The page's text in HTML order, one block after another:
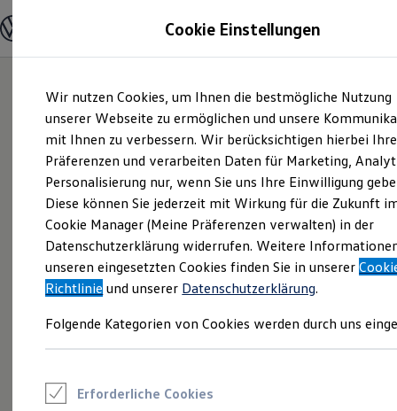
Hauptinhalt
springen
Footer
springen
Modelle und Konfigurator
Modelle vergleichen
Elektroautos
ENERGY Sondermodelle
Nutzfahrzeuge
SUV und CUV
Familienautos
Kombis
Kompaktwagen
Sportwagen
Schnell verfügbare Fahrzeuge
Angebote und Produkte
Aktuelle Angebote
E-Auto-Förderung
Volkswagen Marktplatz
Junge Gebrauchtwagen und Gebrauchtwagen
Saisonangebote
Cookie Einstellungen
Wir nutzen Cookies, um Ihnen die bestmögliche Nutzung
unserer Webseite zu ermöglichen und unsere
mit Ihnen zu verbessern. Wir berücksichtigen hierbei Ihre
Präferenzen und verarbeiten Daten für Marketing,
Personalisierung nur, wenn Sie uns Ihre Einwilligung
Diese können Sie jederzeit mit Wirkung für die Zukunft
Cookie Manager (Meine Präferenzen verwalten) in der
Datenschutzerklärung widerrufen. Weitere
unseren eingesetzten Cookies finden Sie in unserer
Richtlinie und unserer Datenschutzerklärung.
Folgende Kategorien von Cookies werden durch uns
Erforderliche Cookies